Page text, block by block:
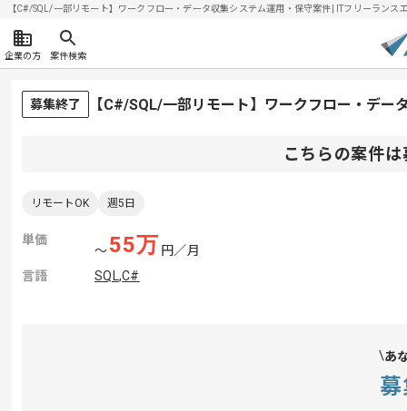
【C#/SQL/一部リモート】ワークフロー・データ収集システム運用・保守案件| ITフリーラン
企業の方 案件検索
募集終了 【C#/SQL/一部リモート】ワークフロー・デ
こちらの案件
リモートOK 週5日
単価
〜55万 円／月
言語
SQL ,C#
あ